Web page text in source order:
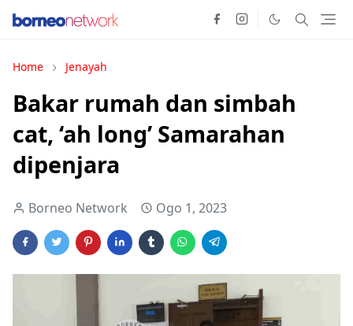
Home Jenayah
Bakar rumah dan simbah
cat, ‘ah long’ Samarahan
dipenjara
Borneo Network Ogo 1, 2023